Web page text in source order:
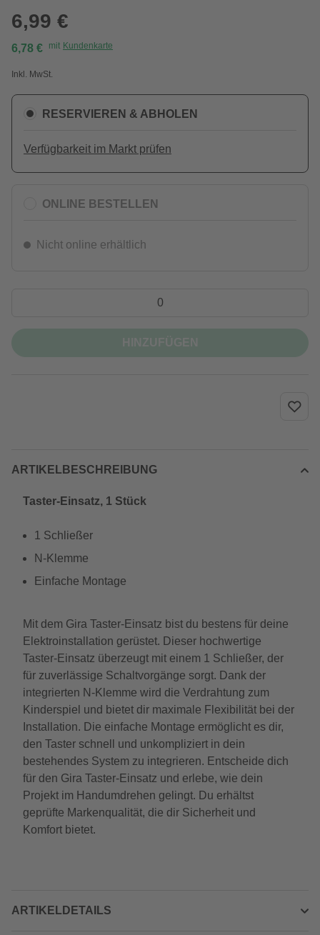
6,99 €
6,78 € mit Kundenkarte
Inkl. MwSt.
RESERVIEREN & ABHOLEN
Verfügbarkeit im Markt prüfen
ONLINE BESTELLEN
Nicht online erhältlich
ARTIKELBESCHREIBUNG
Taster-Einsatz, 1 Stück
1 Schließer
N-Klemme
Einfache Montage
Mit dem Gira Taster-Einsatz bist du bestens für deine
Elektroinstallation gerüstet. Dieser hochwertige
Taster-Einsatz überzeugt mit einem 1 Schließer, der
für zuverlässige Schaltvorgänge sorgt. Dank der
integrierten N-Klemme wird die Verdrahtung zum
Kinderspiel und bietet dir maximale Flexibilität bei der
Installation. Die einfache Montage ermöglicht es dir,
den Taster schnell und unkompliziert in dein
bestehendes System zu integrieren. Entscheide dich
für den Gira Taster-Einsatz und erlebe, wie dein
Projekt im Handumdrehen gelingt. Du erhältst
geprüfte Markenqualität, die dir Sicherheit und
Komfort bietet.
ARTIKELDETAILS